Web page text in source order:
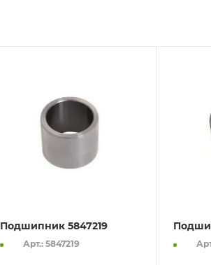
Подшипник 5847219
Арт.: 5847219